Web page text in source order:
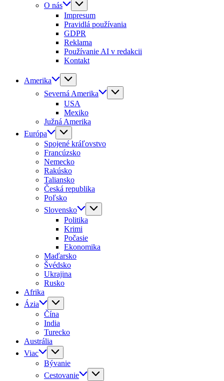
O nás
Impresum
Pravidlá používania
GDPR
Reklama
Používanie AI v redakcii
Kontakt
Amerika
Severná Amerika
USA
Mexiko
Južná Amerika
Európa
Spojené kráľovstvo
Francúzsko
Nemecko
Rakúsko
Taliansko
Česká republika
Poľsko
Slovensko
Politika
Krimi
Počasie
Ekonomika
Maďarsko
Švédsko
Ukrajina
Rusko
Afrika
Ázia
Čína
India
Turecko
Austrália
Viac
Bývanie
Cestovanie